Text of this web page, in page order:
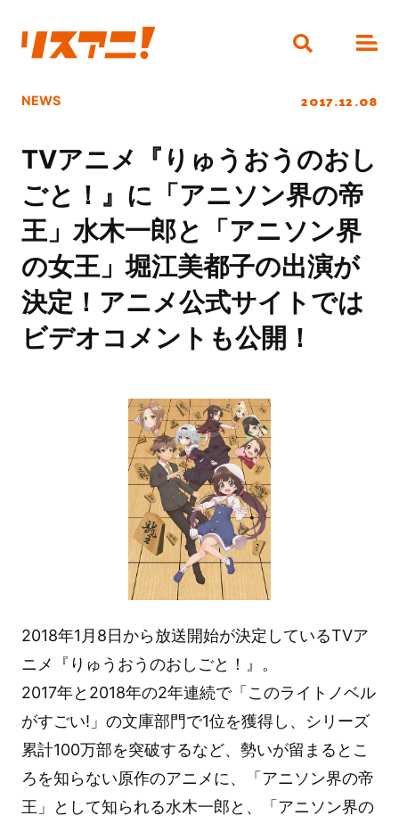
NEWS 2017.12.08
TVアニメ『りゅうおうのおし
ごと！』に「アニソン界の帝
王」水木一郎と「アニソン界
の女王」堀江美都子の出演が
決定！アニメ公式サイトでは
ビデオコメントも公開！
2018年1月8日から放送開始が決定しているTVア
ニメ『りゅうおうのおしごと！』。
2017年と2018年の2年連続で「このライトノベル
がすごい!」の文庫部門で1位を獲得し、シリーズ
累計100万部を突破するなど、勢いが留まるとこ
ろを知らない原作のアニメに、「アニソン界の帝
王」として知られる水木一郎と、「アニソン界の